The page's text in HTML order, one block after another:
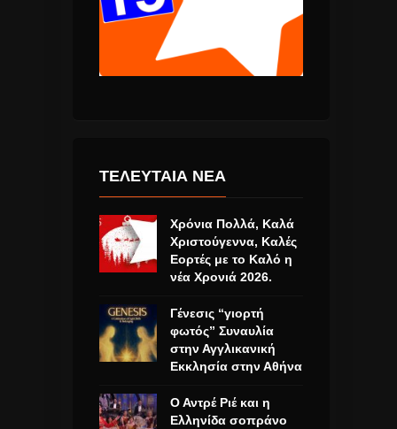
ΤΕΛΕΥΤΑΙΑ ΝΕΑ
Χρόνια Πολλά, Καλά
Χριστούγεννα, Καλές
Εορτές με το Καλό η
νέα Χρονιά 2026.
Γένεσις “γιορτή
φωτός” Συναυλία
στην Αγγλικανική
Εκκλησία στην Αθήνα
Ο Αντρέ Ριέ και η
Ελληνίδα σοπράνο